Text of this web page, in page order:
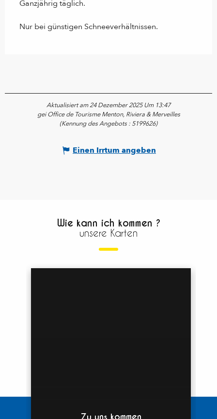
Ganzjährig täglich.
Nur bei günstigen Schneeverhältnissen.
Aktualisiert am 24 Dezember 2025 Um 13:47
gei Office de Tourisme Menton, Riviera & Merveilles
(Kennung des Angebots : 5199626)
Einen Irrtum angeben
Wie kann ich kommen ?
unsere Karten
Zu uns kommen